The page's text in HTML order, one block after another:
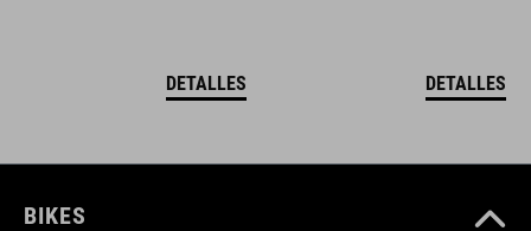
DETALLES DETALLES
BIKES